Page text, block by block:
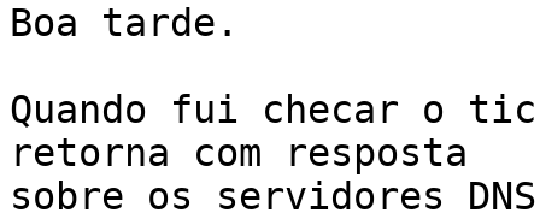
Boa tarde.
Quando fui checar o
retorna com resposta
sobre os servidores